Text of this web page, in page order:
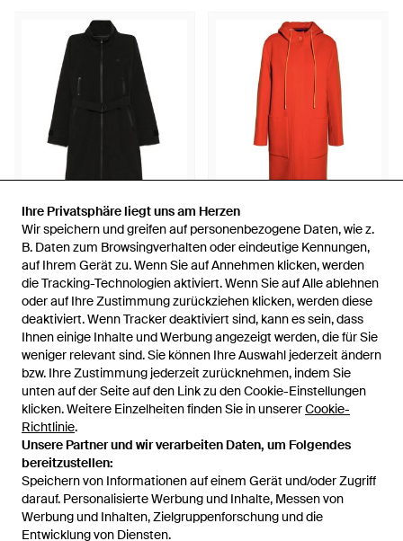
Ihre Privatsphäre liegt uns am Herzen
Wir speichern und greifen auf personenbezogene Daten, wie z.
B. Daten zum Browsingverhalten oder eindeutige Kennungen,
auf Ihrem Gerät zu. Wenn Sie auf Annehmen klicken, werden
die Tracking-Technologien aktiviert. Wenn Sie auf Alle ablehnen
oder auf Ihre Zustimmung zurückziehen klicken, werden diese
deaktiviert. Wenn Tracker deaktiviert sind, kann es sein, dass
Ihnen einige Inhalte und Werbung angezeigt werden, die für Sie
weniger relevant sind. Sie können Ihre Auswahl jederzeit ändern
bzw. Ihre Zustimmung jederzeit zurücknehmen, indem Sie
unten auf der Seite auf den Link zu den Cookie-Einstellungen
klicken. Weitere Einzelheiten finden Sie in unsererCookie-
Richtlinie.
Unsere Partner und wir verarbeiten Daten, um Folgendes
bereitzustellen:
Speichern von Informationen auf einem Gerät und/oder Zugriff
darauf. Personalisierte Werbung und Inhalte, Messen von
Werbung und Inhalten, Zielgruppenforschung und die
Entwicklung von Diensten.
Ihre Privatsphäre liegt uns am Herzen
Wir speichern und greifen auf personenbezogene Daten, wie z.
B. Daten zum Browsingverhalten oder eindeutige Kennungen,
auf Ihrem Gerät zu. Wenn Sie auf Annehmen klicken, werden
die Tracking-Technologien aktiviert. Wenn Sie auf Alle ablehnen
oder auf Ihre Zustimmung zurückziehen klicken, werden diese
deaktiviert. Wenn Tracker deaktiviert sind, kann es sein, dass
Ihnen einige Inhalte und Werbung angezeigt werden, die für Sie
weniger relevant sind. Sie können Ihre Auswahl jederzeit ändern
bzw. Ihre Zustimmung jederzeit zurücknehmen, indem Sie
unten auf der Seite auf den Link zu den Cookie-Einstellungen
klicken. Weitere Einzelheiten finden Sie in unsererCookie-
Richtlinie.
Unsere Partner und wir verarbeiten Daten, um Folgendes
bereitzustellen:
Speichern von Informationen auf einem Gerät und/oder Zugriff
darauf. Personalisierte Werbung und Inhalte, Messen von
Werbung und Inhalten, Zielgruppenforschung und die
Entwicklung von Diensten.
971 €
Lacoste
Wasserabweisender
Oversized-Parka - Schwarz
VonFARFETCH
AUSVERKAUFT
350,01 €
Lacoste
Wollmantel - Orange
Von Breuninger
AUSVERKAUFT